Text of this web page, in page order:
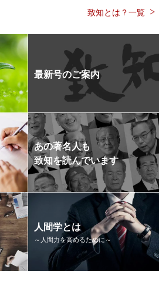
致知とは？一覧
最新号のご案内
あの著名人も
致知を読んでいます
人間学とは
～人間力を高めるために～